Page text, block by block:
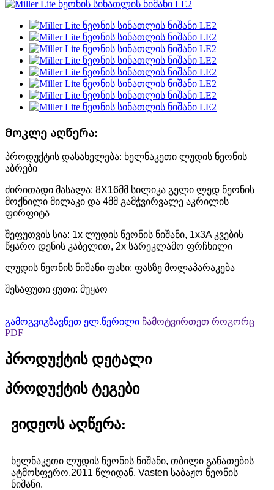
Მოკლე აღწერა:
პროდუქტის დასახელება: ხელნაკეთი ლუდის ნეონის
აბრები
ძირითადი მასალა: 8X16მმ სილიკა გელი ლედ ნეონის
მოქნილი მილაკი და 4მმ გამჭვირვალე აკრილის
ფირფიტა
შეფუთვის სია: 1x ლუდის ნეონის ნიშანი, 1x3A კვების
წყარო დენის კაბელით, 2x სარეკლამო ფრჩხილი
ლუდის ნეონის ნიშანი ფასი: ფასზე მოლაპარაკება
შესაფუთი ყუთი: მუყაო
გამოგვიგზავნეთ ელ.წერილი ჩამოტვირთეთ როგორც
PDF
პროდუქტის დეტალი
პროდუქტის ტეგები
ვიდეოს აღწერა:
ხელნაკეთი ლუდის ნეონის ნიშანი, თბილი განათების
ატმოსფერო,2011 წლიდან, Vasten საბაჟო ნეონის
ნიშანი.